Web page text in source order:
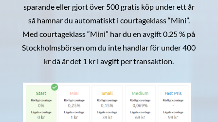
sparande eller gjort över 500 gratis köp under ett år
så hamnar du automatiskt i courtageklass “Mini”.
Med courtageklass “Mini” har du en avgift 0.25 % på
Stockholmsbörsen om du inte handlar för under 400
kr då är det 1 kr i avgift per transaktion.